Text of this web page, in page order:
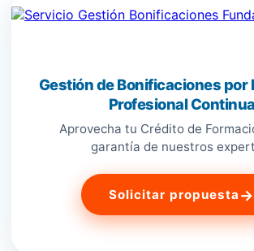
Gestión de Bonificaciones por
Profesional Continua
Aprovecha tu Crédito de
garantía de nuestros
Solicitar propuesta →